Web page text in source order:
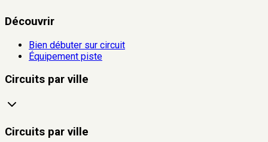
Découvrir
Bien débuter sur circuit
Équipement piste
Circuits par ville
Circuits par ville